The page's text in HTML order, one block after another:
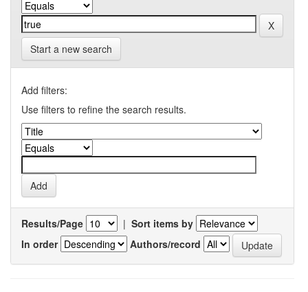
Start a new search
Add filters:
Use filters to refine the search results.
Results/Page | Sort items by
In order
Authors/record